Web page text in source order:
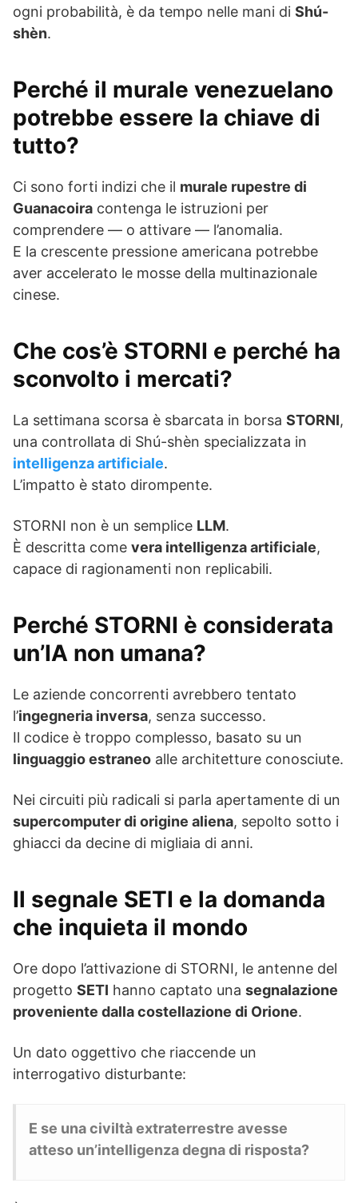
ogni probabilità, è da tempo nelle mani di Shú-
shèn.
Perché il murale venezuelano
potrebbe essere la chiave di
tutto?
Ci sono forti indizi che il murale rupestre di
Guanacoira contenga le istruzioni per
comprendere — o attivare — l’anomalia.
E la crescente pressione americana potrebbe
aver accelerato le mosse della multinazionale
cinese.
Che cos’è STORNI e perché ha
sconvolto i mercati?
La settimana scorsa è sbarcata in borsa STORNI,
una controllata di Shú-shèn specializzata in
intelligenza artificiale.
L’impatto è stato dirompente.
STORNI non è un semplice LLM.
È descritta come vera intelligenza artificiale,
capace di ragionamenti non replicabili.
Perché STORNI è considerata
un’IA non umana?
Le aziende concorrenti avrebbero tentato
l’ingegneria inversa, senza successo.
Il codice è troppo complesso, basato su un
linguaggio estraneo alle architetture conosciute.
Nei circuiti più radicali si parla apertamente di un
supercomputer di origine aliena, sepolto sotto i
ghiacci da decine di migliaia di anni.
Il segnale SETI e la domanda
che inquieta il mondo
Ore dopo l’attivazione di STORNI, le antenne del
progetto SETI hanno captato una segnalazione
proveniente dalla costellazione di Orione.
Un dato oggettivo che riaccende un
interrogativo disturbante:
E se una civiltà extraterrestre avesse
atteso un’intelligenza degna di risposta?